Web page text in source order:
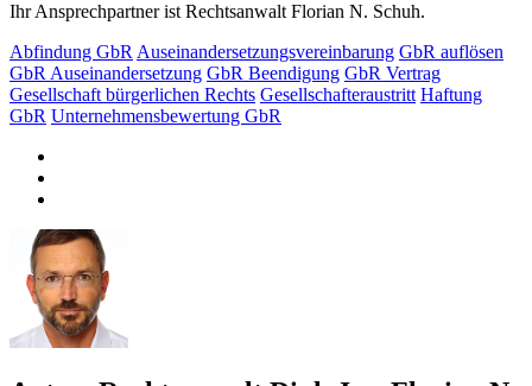
Ihr Ansprechpartner ist Rechtsanwalt Florian N. Schuh.
Abfindung GbR Auseinandersetzungsvereinbarung GbR auflösen
GbR Auseinandersetzung GbR Beendigung GbR Vertrag
Gesellschaft bürgerlichen Rechts Gesellschafteraustritt Haftung
GbR Unternehmensbewertung GbR